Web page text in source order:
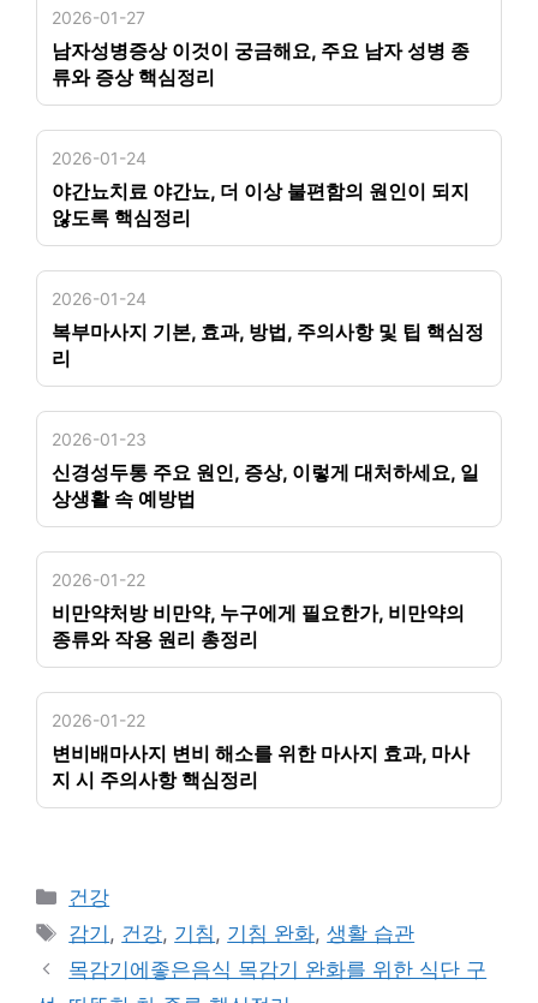
2026-01-27
남자성병증상 이것이 궁금해요, 주요 남자 성병 종
류와 증상 핵심정리
2026-01-24
야간뇨치료 야간뇨, 더 이상 불편함의 원인이 되지
않도록 핵심정리
2026-01-24
복부마사지 기본, 효과, 방법, 주의사항 및 팁 핵심정
리
2026-01-23
신경성두통 주요 원인, 증상, 이렇게 대처하세요, 일
상생활 속 예방법
2026-01-22
비만약처방 비만약, 누구에게 필요한가, 비만약의
종류와 작용 원리 총정리
2026-01-22
변비배마사지 변비 해소를 위한 마사지 효과, 마사
지 시 주의사항 핵심정리
카
테
리
건강
태
그
감기 , 건강, 기침, 기침 완화,생활 습관
목감기에좋은음식 목감기 완화를 위한 식단 구